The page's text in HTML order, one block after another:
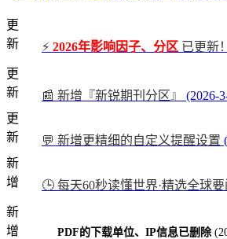
更
新
⚡ 2026年影响因子、分区 已更新！
更
新
📰 新增『新锐期刊分区』
(2026-
更
新
💬 新增更精细的自定义提醒设置
新
增
🕒 每天60秒读懂世界·精选全球要
新
增
PDF的下载单位、IP信息已删除